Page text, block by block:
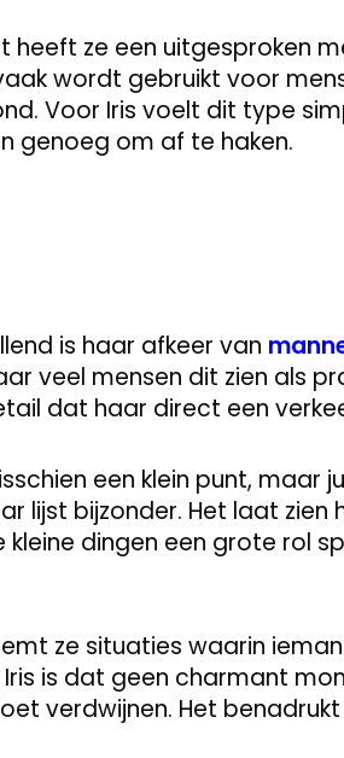
heeft ze een uitgesproken
wordt gebruikt voor
Voor Iris voelt dit type
genoeg om af te haken.
is haar afkeer van
veel mensen dit zien als
dat haar direct een
een klein punt, maar
lijst bijzonder. Het laat
kleine dingen een grote rol
ze situaties waarin
is dat geen charmant
verdwijnen. Het